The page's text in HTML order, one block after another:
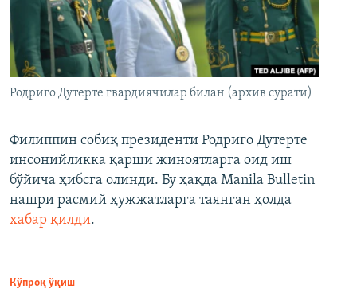
Родриго Дутерте гвардиячилар билан (архив сурати)
Филиппин собиқ президенти Родриго Дутерте
инсонийликка қарши жиноятларга оид иш
бўйича ҳибсга олинди. Бу ҳақда Manila Bulletin
нашри расмий ҳужжатларга таянган ҳолда
хабар қилди.
Кўпроқ ўқиш